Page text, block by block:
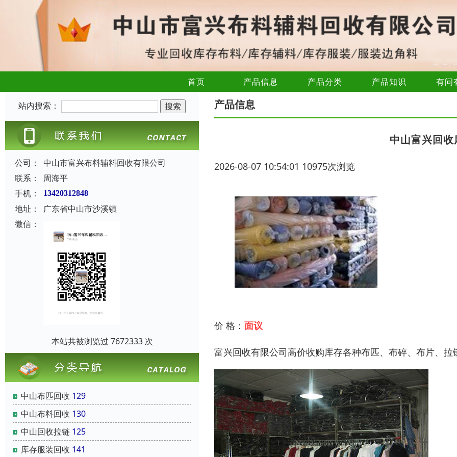
首页 产品信息 产品分类 产品知识 有问
站内搜索：
公司：
中山市富兴布料辅料回收有限公司
联系：
周海平
手机：
13420312848
地址：
广东省中山市沙溪镇
微信：
本站共被浏览过 7672333 次
中山布匹回收 129
中山布料回收 130
中山回收拉链 125
库存服装回收 141
产品信息
中山富兴回
2026-08-07 10:54:01 10975次浏览
价 格： 面议
富兴回收有限公司高价收购库存各种布匹、布碎、布片、拉